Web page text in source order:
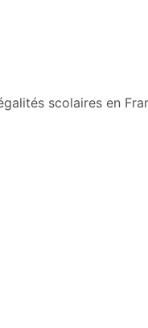
scolaires en